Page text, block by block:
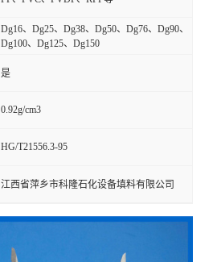
Dg16、Dg25、Dg38、Dg50、Dg76、Dg90、
Dg100、Dg125、Dg150
是
0.92g/cm3
HG/T21556.3-95
江西省萍乡市科隆石化设备填料有限公司